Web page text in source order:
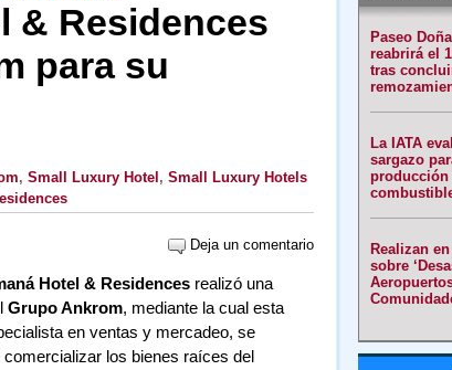
& Residences
para su
, Small Luxury Hotel , Small Luxury Hotels
Deja un comentario
Hotel & Residencesrealizó una
Grupo Ankrom, mediante la cual esta
en ventas y mercadeo, se
comercializar los bienes raíces del
Paseo
reabrirá el
tras
La IATA
sargazo
producción
Realizan
sobre